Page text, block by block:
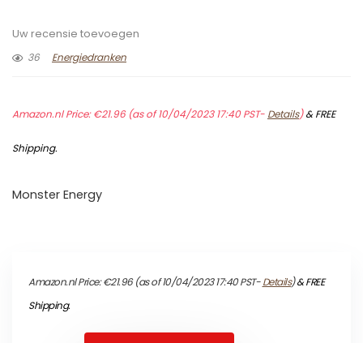
Uw recensie toevoegen
36
Energiedranken
Amazon.nl Price:€21.96(as of 10/04/2023 17:40 PST- Details)&FREE
Shipping.
Monster Energy
Amazon.nl Price:€21.96(as of 10/04/2023 17:40 PST-Details)&FREE
Shipping.